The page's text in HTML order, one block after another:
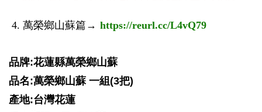
4. 萬榮鄉山蘇篇 → https://reurl.cc/L4vQ79
品牌:花蓮縣萬榮鄉山蘇
品名:萬榮鄉山蘇 一組(3把)
產地:台灣花蓮